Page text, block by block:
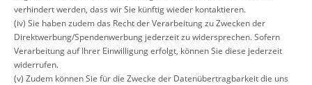
verhindert werden, dass wir Sie künftig wieder kontaktieren.
(iv) Sie haben zudem das Recht der Verarbeitung zu Zwecken der
Direktwerbung/Spendenwerbung jederzeit zu widersprechen. Sofern
Verarbeitung auf Ihrer Einwilligung erfolgt, können Sie diese jederzeit
widerrufen.
(v) Zudem können Sie für die Zwecke der Datenübertragbarkeit die uns